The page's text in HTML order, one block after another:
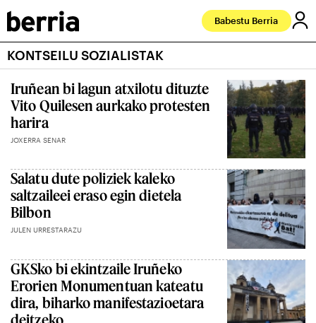
Babestu Berria
KONTSEILU SOZIALISTAK
Iruñean bi lagun atxilotu dituzte
Vito Quilesen aurkako protesten
harira
JOXERRA SENAR
Salatu dute poliziek kaleko
saltzaileei eraso egin dietela
Bilbon
JULEN URRESTARAZU
GKSko bi ekintzaile Iruñeko
Erorien Monumentuan kateatu
dira, biharko manifestazioetara
deitzeko